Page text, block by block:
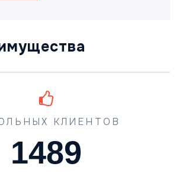
КЛИЕНТОВ
1489